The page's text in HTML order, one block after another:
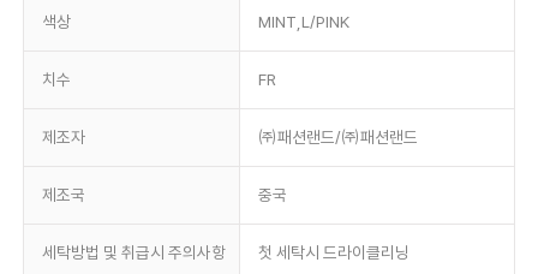
색상 MINT,L/PINK
치수 FR
제조자 ㈜패션랜드/㈜패션랜드
제조국 중국
세탁방법 및 취급시 주의사항 첫 세탁시 드라이클리닝